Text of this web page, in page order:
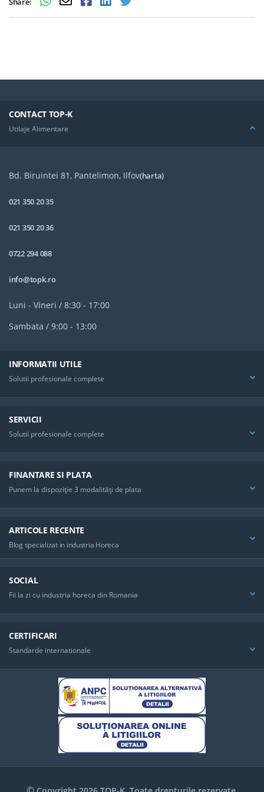
CONTACT TOP-K
Utilaje Alimentare
Bd. Biruintei 81, Pantelimon, Ilfov(harta)
021 350 20 35
021 350 20 36
0722 294 088
info@topk.ro
Luni - Vineri / 8:30 - 17:00
Sambata / 9:00 - 13:00
INFORMATII UTILE
Solutii profesionale complete
SERVICII
Solutii profesionale complete
FINANTARE SI PLATA
Punem la dispoziţie 3 modalităţi de plata
ARTICOLE RECENTE
Blog specializat in industria Horeca
SOCIAL
Fii la zi cu industria horeca din Romania
CERTIFICARI
Standarde internationale